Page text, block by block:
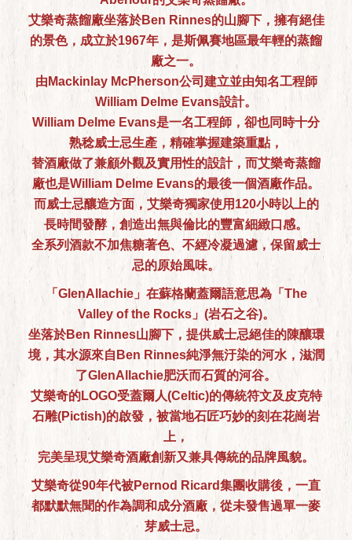
艾樂奇蒸餾廠坐落於Ben Rinnes的山腳下，擁有絕佳
的景色，成立於1967年，是斯佩賽地區最年輕的蒸餾
廠之一。
由Mackinlay McPherson公司建立並由知名工程師
William Delme Evans設計。
William Delme Evans是一名工程師，卻也同時十分
熟稔威士忌生產，精確掌握建築重點，
替酒廠做了兼顧外觀及實用性的設計，而艾樂奇蒸餾
廠也是William Delme Evans的最後一個酒廠作品。
而威士忌釀造方面，艾樂奇獨家使用120小時以上的
長時間發酵，創造出無與倫比的豐富細緻口感。
全系列酒款不加焦糖著色、不經冷凝過濾，保留威士
忌的原始風味。
「GlenAllachie」在蘇格蘭蓋爾語意思為「The
Valley of the Rocks」(岩石之谷)。
坐落於Ben Rinnes山腳下，提供威士忌絕佳的陳釀環
境，其水源來自Ben Rinnes純淨無汙染的河水，滋潤
了GlenAllachie肥沃而石質的河谷。
艾樂奇的LOGO受蓋爾人(Celtic)的傳統符文及皮克特
石雕(Pictish)的啟發，被當地石匠巧妙的刻在花崗岩
上，
完美呈現艾樂奇酒廠創新又兼具傳統的品牌風貌。
艾樂奇從90年代被Pernod Ricard集團收購後，一直
都默默無聞的作為調和成分酒廠，從未發售過單一麥
芽威士忌。